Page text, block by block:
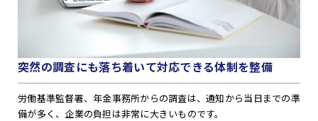
突然の調査にも落ち着いて対応できる体制を整備
労働基準監督署、年金事務所からの調査は、通知から当日までの準
備が多く、企業の負担は非常に大きいものです。